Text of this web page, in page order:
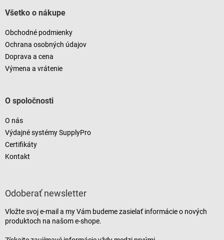
Všetko o nákupe
Obchodné podmienky
Ochrana osobných údajov
Doprava a cena
Výmena a vrátenie
O spoločnosti
O nás
Výdajné systémy SupplyPro
Certifikáty
Kontakt
Odoberať newsletter
Vložte svoj e-mail a my Vám budeme zasielať informácie o nových
produktoch na našom e-shope.